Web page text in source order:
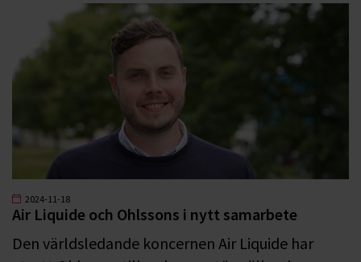
2024-11-18
Air Liquide och Ohlssons i nytt samarbete
Den världsledande koncernen Air Liquide har